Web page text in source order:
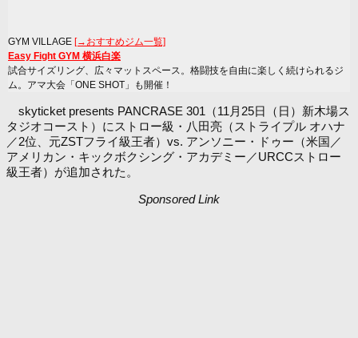
GYM VILLAGE [→おすすめジム一覧]
Easy Fight GYM 横浜白楽
試合サイズリング、広々マットスペース。格闘技を自由に楽しく続けられるジ
ム。アマ大会「ONE SHOT」も開催！
skyticket presents PANCRASE 301（11月25日（日）新木場ス
タジオコースト）にストロー級・八田亮（ストライプル オハナ
／2位、元ZSTフライ級王者）vs. アンソニー・ドゥー（米国／
アメリカン・キックボクシング・アカデミー／URCCストロー
級王者）が追加された。
Sponsored Link